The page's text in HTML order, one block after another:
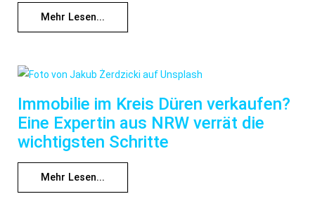
Mehr Lesen...
Immobilie im Kreis Düren verkaufen?
Eine Expertin aus NRW verrät die
wichtigsten Schritte
Mehr Lesen...